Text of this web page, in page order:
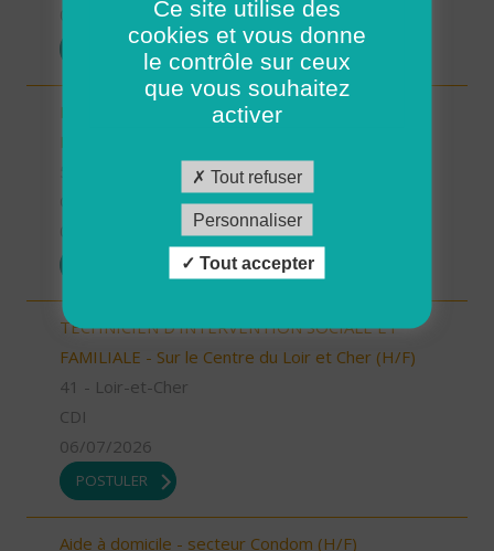
POSTULER
Responsable Secteur/ Accompagnant de
Proximité (H/F)
TECHNICIEN D’INTERVENTION SOCIALE ET
FAMILIALE - Sur le Centre du Loir et Cher (H/F)
41 - Loir-et-Cher
CDI
06/07/2026
POSTULER
Aide à domicile - secteur Condom (H/F)
Ce site utilise des
cookies et vous donne
le contrôle sur ceux
que vous souhaitez
activer
Tout refuser
Personnaliser
Tout accepter